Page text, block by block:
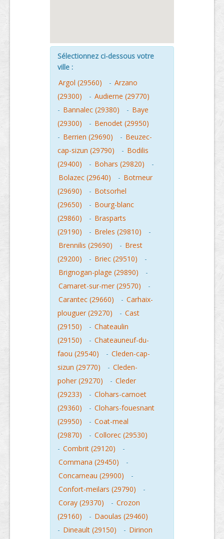
Sélectionnez ci-dessous votre
ville :
Argol (29560)
- Arzano
(29300)
- Audierne (29770)
- Bannalec (29380) - Baye
(29300)
- Benodet (29950)
- Berrien (29690) - Beuzec-
cap-sizun (29790)
- Bodilis
(29400)
- Bohars (29820)
-
Bolazec (29640)
- Botmeur
(29690)
- Botsorhel
(29650)
- Bourg-blanc
(29860)
- Brasparts
(29190)
- Breles (29810)
-
Brennilis (29690)
- Brest
(29200)
- Briec (29510)
-
Brignogan-plage (29890)
-
Camaret-sur-mer (29570)
-
Carantec (29660)
- Carhaix-
plouguer (29270)
- Cast
(29150)
- Chateaulin
(29150)
- Chateauneuf-du-
faou (29540)
- Cleden-cap-
sizun (29770)
- Cleden-
poher (29270)
- Cleder
(29233)
- Clohars-carnoet
(29360)
- Clohars-fouesnant
(29950)
- Coat-meal
(29870)
- Collorec (29530)
- Combrit (29120)
-
Commana (29450)
-
Concarneau (29900)
-
Confort-meilars (29790)
-
Coray (29370)
- Crozon
(29160)
- Daoulas (29460)
- Dineault (29150) - Dirinon